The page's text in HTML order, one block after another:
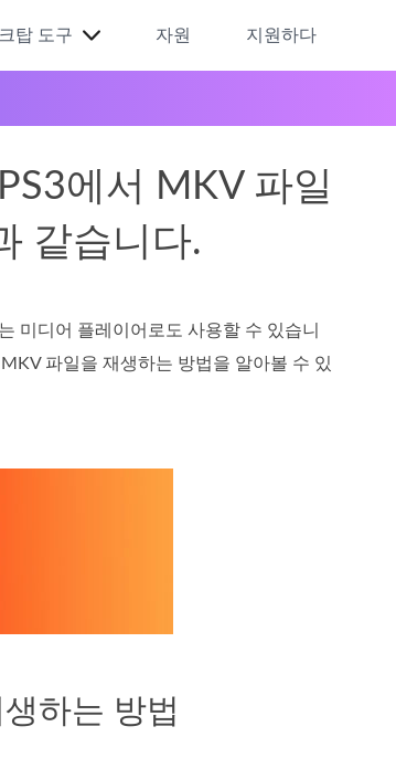
탑 도구 자원 지원하다
에서 MKV 파일
같습니다.
미디어 플레이어로도 사용할 수 있습니
파일을 재생하는 방법을 알아볼 수 있
하는 방법